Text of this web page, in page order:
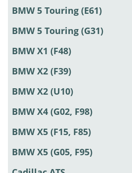
BMW 5 Touring (E61)
BMW 5 Touring (G31)
BMW X1 (F48)
BMW X2 (F39)
BMW X2 (U10)
BMW X4 (G02, F98)
BMW X5 (F15, F85)
BMW X5 (G05, F95)